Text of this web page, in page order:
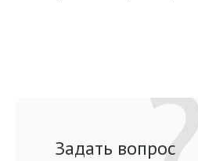
Задать вопрос